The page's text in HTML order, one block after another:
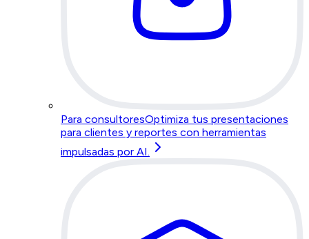
Para consultoresOptimiza tus presentaciones
para clientes y reportes con herramientas
impulsadas por AI.